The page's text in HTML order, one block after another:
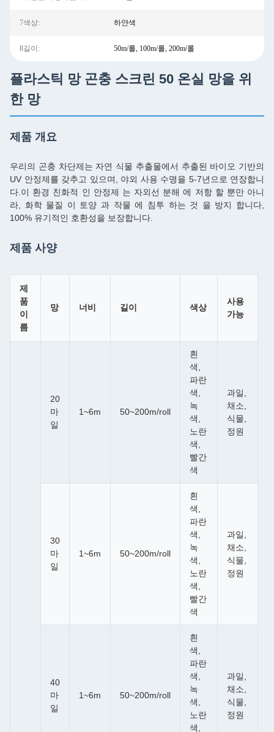
7색상: 하얀색
8길이: 50m/롤, 100m/롤, 200m/롤
플라스틱 망 곤충 스크린 50 온실 망을 위
한 망
제품 개요
우리의 곤충 차단제는 자연 식물 추출물에서 추출된 바이오 기반의
UV 안정제를 갖추고 있으며, 야외 사용 수명을 5-7년으로 연장합니
다.이 환경 친화적 인 안정제 는 자외선 분해 에 저항 할 뿐만 아니
라, 화학 물질 이 토양 과 작물 에 침투 하는 것 을 방지 합니다,
100% 유기적인 호환성을 보장합니다.
제품 사양
제
품
이
름
망 너비 길이 색상
사용
가능
20
마
일
1~6m 50~200m/roll
흰
색,
파란
색,
녹
색,
노란
색,
빨간
색
과일,
채소,
식물,
정원
30
마
일
1~6m 50~200m/roll
흰
색,
파란
색,
녹
색,
노란
색,
빨간
색
과일,
채소,
식물,
정원
40
마
일
1~6m 50~200m/roll
흰
색,
파란
색,
녹
색,
노란
색,
과일,
채소,
식물,
정원